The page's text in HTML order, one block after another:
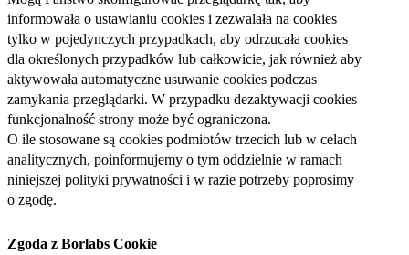
informowała o ustawianiu cookies i zezwalała na cookies
tylko w pojedynczych przypadkach, aby odrzucała cookies
dla określonych przypadków lub całkowicie, jak również aby
aktywowała automatyczne usuwanie cookies podczas
zamykania przeglądarki. W przypadku dezaktywacji cookies
funkcjonalność strony może być ograniczona.
O ile stosowane są cookies podmiotów trzecich lub w celach
analitycznych, poinformujemy o tym oddzielnie w ramach
niniejszej polityki prywatności i w razie potrzeby poprosimy
o zgodę.
Zgoda z Borlabs Cookie